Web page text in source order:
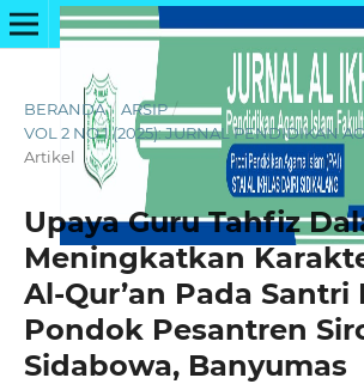
BERANDA / ARSIP /
VOL 2 NO 1 (2025): JURNAL PENDIDIKAN
Artikel
Upaya Guru Tahfiz
Meningkatkan
Al-Qur’an Pada Santri
Pondok Pesantren
Sidabowa, Banyumas